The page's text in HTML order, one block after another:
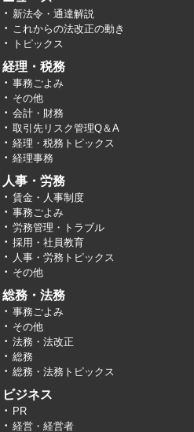
新法令・通達解説
これからの法改正の動き
トピックス
経理・税務
事務ごよみ
その他
会計・財務
取引先リスク管理Q＆A
経理・税務トピックス
経理事務
人事・労務
賃金・人事制度
事務ごよみ
労務管理・トラブル
採用・社員教育
人事・労務トピックス
その他
総務・法務
事務ごよみ
その他
法務・法改正
総務
総務・法務トピックス
ビジネス
PR
経営・経営者